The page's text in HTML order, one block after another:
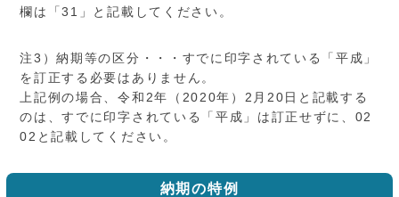
欄は「31」と記載してください。
注3）納期等の区分・・・すでに印字されている「平成」
を訂正する必要はありません。
上記例の場合、令和2年（2020年）2月20日と記載する
のは、すでに印字されている「平成」は訂正せずに、02
02と記載してください。
納期の特例